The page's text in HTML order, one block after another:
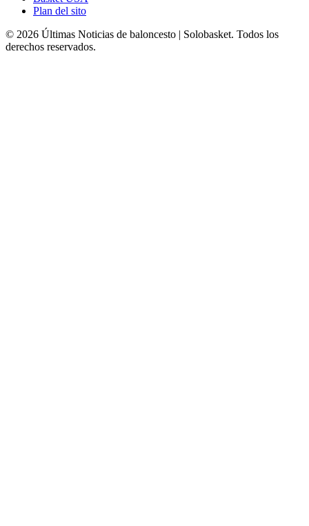
Plan del sito
© 2026 Últimas Noticias de baloncesto | Solobasket. Todos los
derechos reservados.